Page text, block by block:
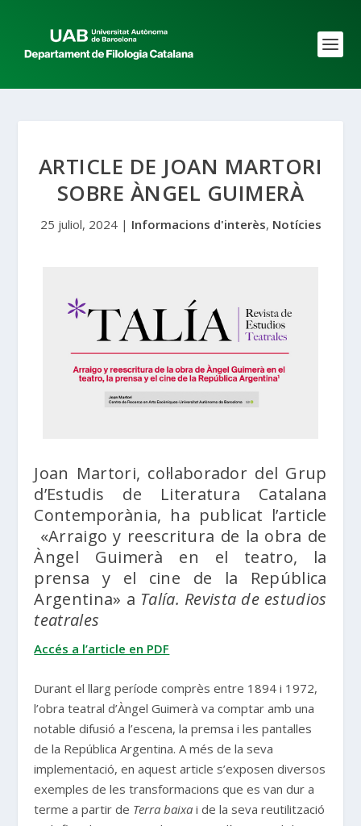
ARTICLE DE JOAN MARTORI
SOBRE ÀNGEL GUIMERÀ
25 juliol, 2024| Informacions d'interès, Notícies
Joan Martori, col·laborador del Grup
d’Estudis de Literatura Catalana
Contemporània, ha publicat l’article
«Arraigo y reescritura de la obra de
Àngel Guimerà en el teatro, la
prensa y el cine de la República
Argentina» a Talía. Revista de estudios
teatrales
Accés a l’article en PDF
Durant el llarg període comprès entre 1894 i 1972,
l’obra teatral d’Àngel Guimerà va comptar amb una
notable difusió a l’escena, la premsa i les pantalles
de la República Argentina. A més de la seva
implementació, en aquest article s’exposen diversos
exemples de les transformacions que es van dur a
terme a partir de Terra baixa i de la seva reutilització